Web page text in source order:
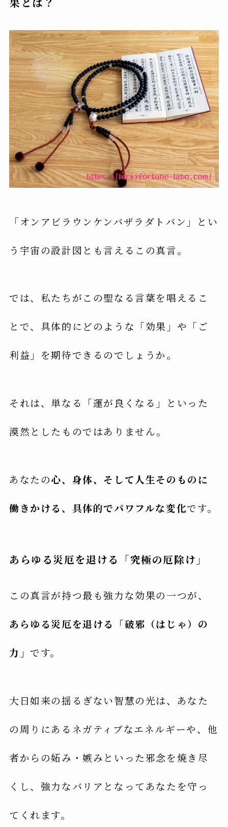
「オンアビラウンケンバザラダトバン」とい
う宇宙の設計図とも言えるこの真言。
では、私たちがこの聖なる言葉を唱えるこ
とで、具体的にどのような「効果」や「ご
利益」を期待できるのでしょうか。
それは、単なる「運が良くなる」といった
漠然としたものではありません。
あなたの心、身体、そして人生そのものに
働きかける、具体的でパワフルな変化です。
あらゆる災厄を退ける「究極の厄除け」
この真言が持つ最も強力な効果の一つが、
あらゆる災厄を退ける「破邪（はじゃ）の
力」です。
大日如来の揺るぎない智慧の光は、あなた
の周りにあるネガティブなエネルギーや、他
者からの妬み・嫉みといった邪念を焼き尽
くし、強力なバリアとなってあなたを守っ
てくれます。